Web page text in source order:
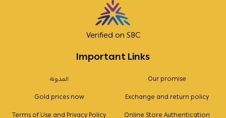
Important Links
المدونة
Our promise
Gold prices now
Exchange and return policy
Terms of Use and Privacy Policy
Online Store Authentication
Verified on SBC